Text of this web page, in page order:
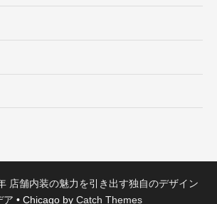
店舗内装の魅力を引き出す独自のデザイン
ア • Chicago by Catch Themes